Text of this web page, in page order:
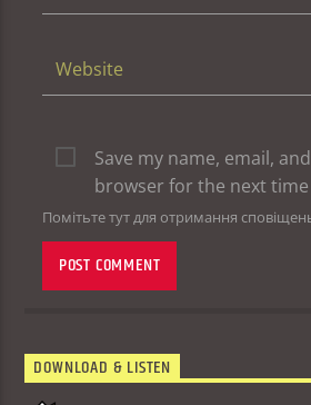
Save my name, email,
browser for the next
Помітьте тут для отримання
DOWNLOAD & LISTEN